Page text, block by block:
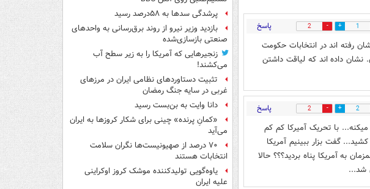
1
2 پاسخ
رفته اند در انتخابات حکومت
داده اند که لیاقت داشتن
2
2 پاسخ
با تحریک آمیرکا کم کم
گفت بزار ببینیم آمریکا
به آمریکا پناه بردید؟؟؟ حالا
شد...
پرشدگی سدها به ۵۸درصد رسید
بازدید وزیر نیرو از روند برق‌رسانی به واحدهای
صنعتی بازسازی‌شده
زنجیرهایی که آمریکا را به زیر سطح آب
می‌کشند!
تثبیت دستاوردهای نظامی ایران در مرزهای
غربی در سایه جنگ رمضان
دانا وایت به بن‌بست رسید
«کمانِ پرنده» چینی برای شکار کروزها به ایران
می‌آید
۷۰ درصد از صهیونیست‌ها نگران سلامت
انتخابات هستند
یاوه‌گویی تولیدکننده موشک کروز اوکراینی
علیه ایران